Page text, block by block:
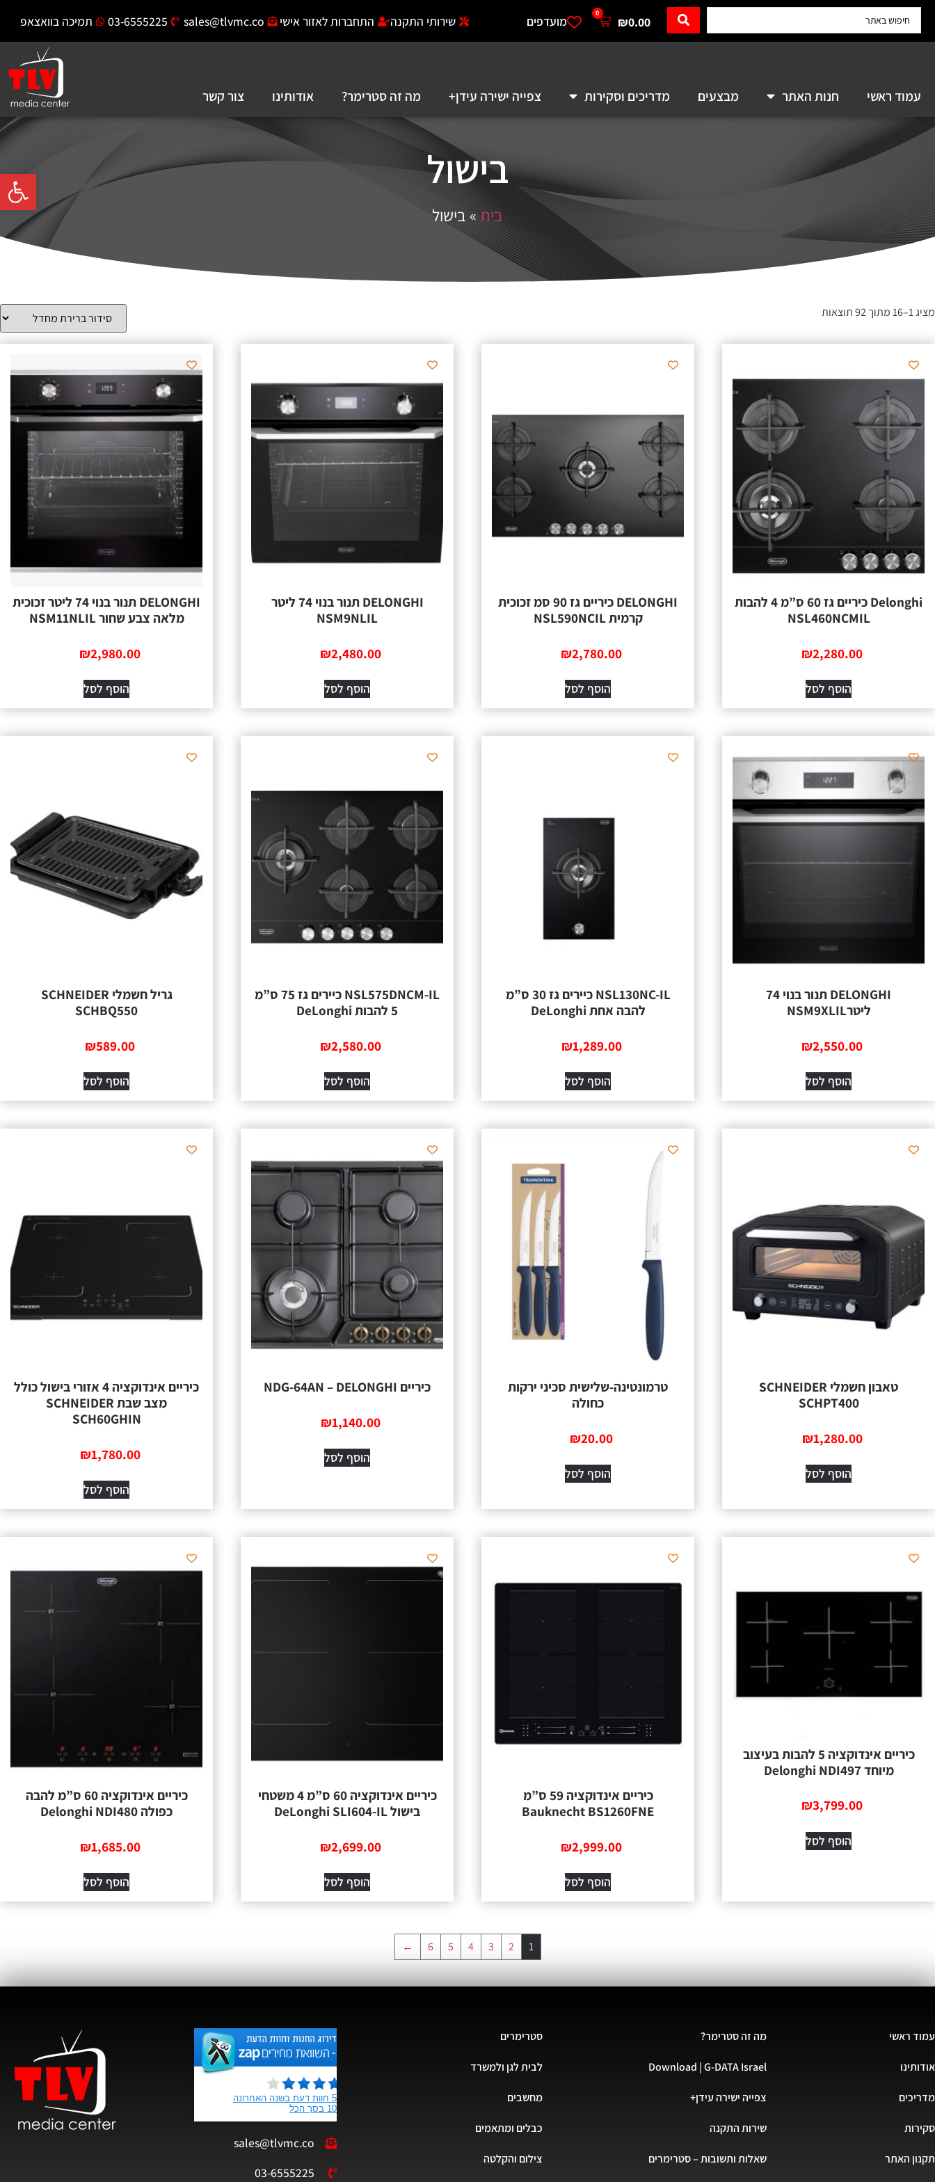
פתח
₪0.00
0
מועדפים שירותי התקנה התחברות לאזור אישי sales@tlvmc.co
03-6555225 תמיכה בוואצאפ
עמוד ראשי חנות האתר מבצעים מדריכים וסקירות צפייה ישירה עידן+ מה זה סטרימר? אודותינו צור קשר
בישול
בית»בישול
מציג 1–16 מתוך 92 תוצאות
Delonghi כיריים גז 60 ס”מ 4 להבות
NSL460NCMIL
₪2,280.00
הוסף לסל
DELONGHI כיריים גז 90 סמ זכוכית
קרמית NSL590NCIL
₪2,780.00
הוסף לסל
DELONGHI תנור בנוי 74 ליטר
NSM9NLIL
₪2,480.00
הוסף לסל
DELONGHI תנור בנוי 74 ליטר זכוכית
מלאה צבע שחור NSM11NLIL
₪2,980.00
הוסף לסל
DELONGHI תנור בנוי 74
ליטרNSM9XLIL
₪2,550.00
הוסף לסל
NSL130NC-IL כיירים גז 30 ס”מ
להבה אחת DeLonghi
₪1,289.00
הוסף לסל
NSL575DNCM-IL כיירים גז 75 ס”מ
5 להבות DeLonghi
₪2,580.00
הוסף לסל
גריל חשמלי SCHNEIDER
SCHBQ550
₪589.00
הוסף לסל
טאבון חשמלי SCHNEIDER
SCHPT400
₪1,280.00
הוסף לסל
טרמונטינה-שלישית סכיני ירקות
כחולה
₪20.00
הוסף לסל
כיריים NDG-64AN – DELONGHI
₪1,140.00
הוסף לסל
כיריים אינדוקציה 4 אזורי בישול כולל
מצב שבת SCHNEIDER
SCH60GHIN
₪1,780.00
הוסף לסל
כיריים אינדוקציה 5 להבות בעיצוב
מיוחד Delonghi NDI497
₪3,799.00
הוסף לסל
כיריים אינדוקציה 59 ס”מ
Bauknecht BS1260FNE
₪2,999.00
הוסף לסל
כיריים אינדוקציה 60 ס”מ 4 משטחי
בישול DeLonghi SLI604-IL
₪2,699.00
הוסף לסל
כיריים אינדוקציה 60 ס”מ להבה
כפולה Delonghi NDI480
₪1,685.00
הוסף לסל
1
2
3
4
5
6
←
עמוד ראשי
אודותינו
מדריכים
סקירות
תקנון האתר
מה זה סטרימר?
Download | G-DATA Israel
צפייה ישירה עידן+
שירות התקנה
שאלות ותשובות – סטרימרים
סטרימרים
לבית לגן ולמשרד
מחשבים
כבלים ומתאמים
צילום והקלטה
sales@tlvmc.co
03-6555225